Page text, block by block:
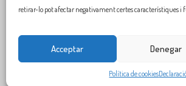
retirar-lo pot afectar negativament certes característiques i
Acceptar Denegar
Política de cookies